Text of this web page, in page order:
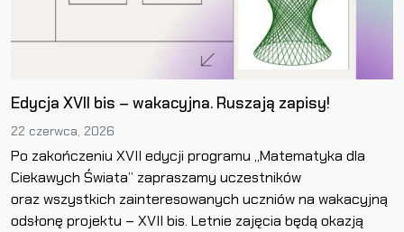
Edycja XVII bis – wakacyjna. Ruszają zapisy!
22 czerwca, 2026
Po zakończeniu XVII edycji programu „Matematyka dla
Ciekawych Świata” zapraszamy uczestników
oraz wszystkich zainteresowanych uczniów na wakacyjną
odsłonę projektu – XVII bis. Letnie zajęcia będą okazją